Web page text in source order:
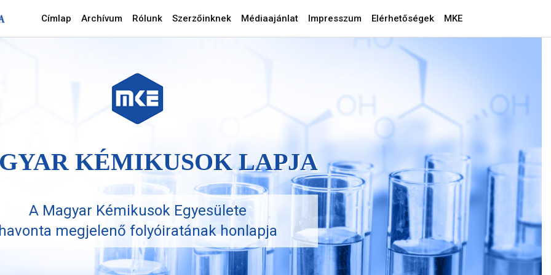
Címlap Archívum Rólunk Szerzőinknek Médiaajánlat Impresszum Elérhetőségek MKE
KÉMIKUSOK LAPJA
A Magyar Kémikusok Egyesülete
megjelenő folyóiratának honlapja